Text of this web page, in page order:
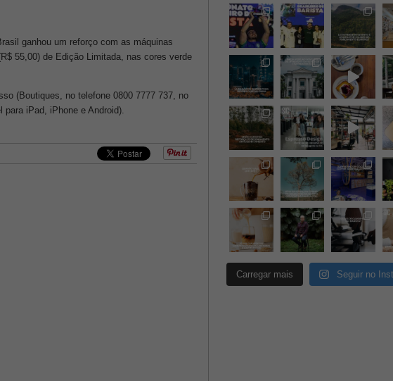
ganhou um reforço com as máquinas
55,00) de Edição Limitada, nas cores verde
(Boutiques, no telefone 0800 7777 737, no
iPad, iPhone e Android).
Carregar mais Seguir no